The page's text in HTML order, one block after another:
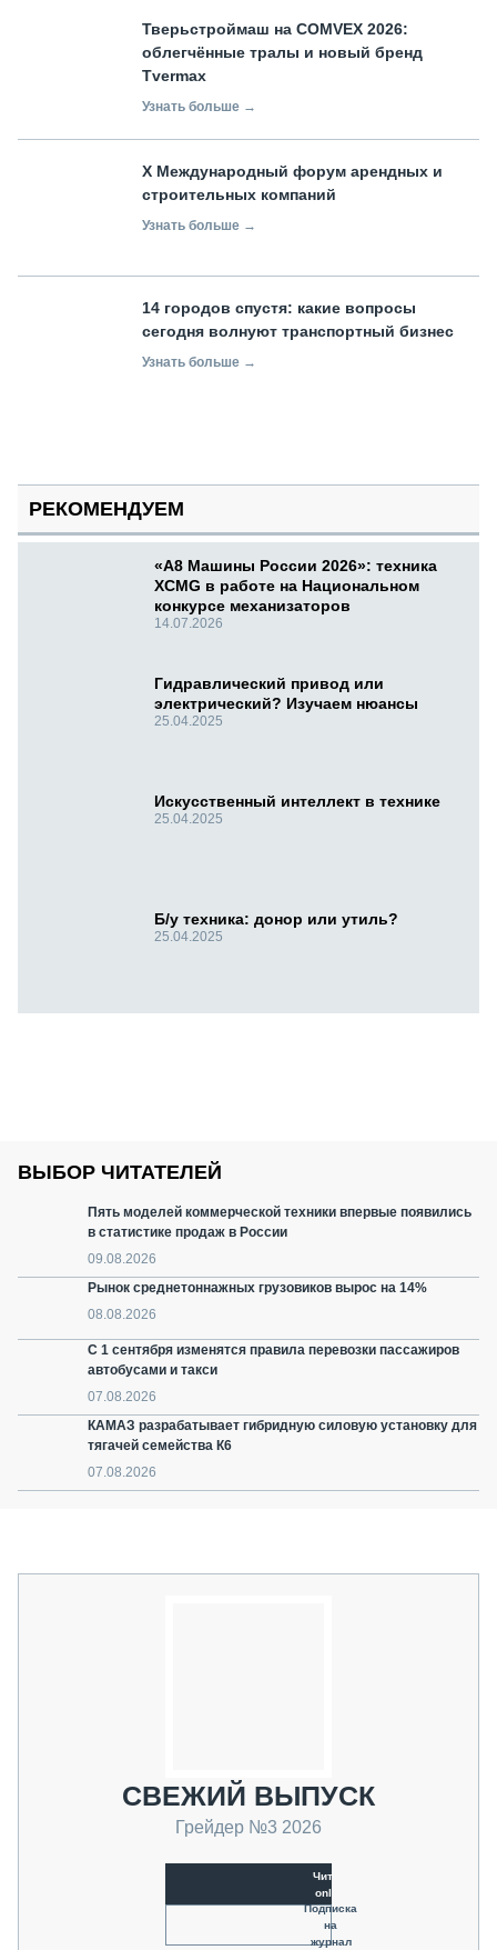
Тверьстроймаш на COMVEX 2026:
облегчённые тралы и новый бренд
Tvermax
Узнать больше →
X Международный форум арендных и
строительных компаний
Узнать больше →
14 городов спустя: какие вопросы
сегодня волнуют транспортный бизнес
Узнать больше →
РЕКОМЕНДУЕМ
«А8 Машины России 2026»: техника
XCMG в работе на Национальном
конкурсе механизаторов
14.07.2026
Гидравлический привод или
электрический? Изучаем нюансы
25.04.2025
Искусственный интеллект в технике
25.04.2025
Б/у техника: донор или утиль?
25.04.2025
ВЫБОР ЧИТАТЕЛЕЙ
Пять моделей коммерческой техники впервые появились
в статистике продаж в России
09.08.2026
Рынок среднетоннажных грузовиков вырос на 14%
08.08.2026
С 1 сентября изменятся правила перевозки пассажиров
автобусами и такси
07.08.2026
КАМАЗ разрабатывает гибридную силовую установку для
тягачей семейства К6
07.08.2026
СВЕЖИЙ ВЫПУСК
Грейдер №3 2026
Читать
online
Подписка
на
журнал